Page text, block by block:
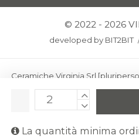
La quantità minima
© 2022 - 2026
developed by BIT2BIT
Ceramiche Virginia Srl
euro i.v.] - Via Virginio 378 –